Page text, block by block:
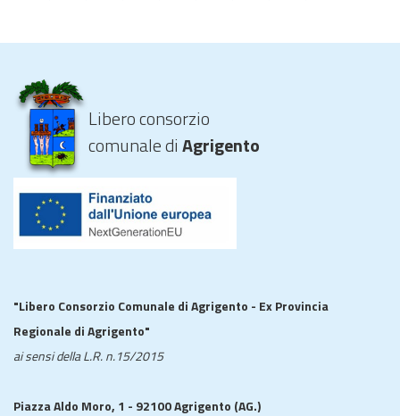
Libero consorzio
comunale diAgrigento
"Libero Consorzio Comunale di Agrigento - Ex Provincia
Regionale di Agrigento"
ai sensi della L.R. n.15/2015
Piazza Aldo Moro, 1 - 92100 Agrigento (AG.)